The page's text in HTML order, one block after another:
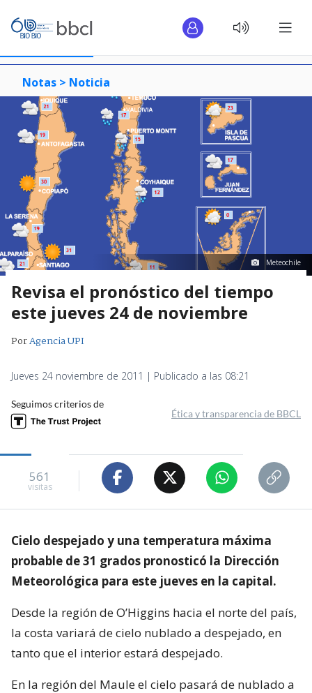
Notas > Noticia
Meteochile
Revisa el pronóstico del tiempo
este jueves 24 de noviembre
PorAgencia UPI
Jueves 24 noviembre de 2011 | Publicado a las 08:21
Seguimos criterios de
Ética y transparencia de BBCL
561
visitas
Cielo despejado y una temperatura máxima
probable de 31 grados pronosticó la Dirección
Meteorológica para este jueves en la capital.
Desde la región de O’Higgins hacia el norte del país,
la costa variará de cielo nublado a despejado, en
tanto que el interior estará despejado.
En la región del Maule el cielo pasará de nublado a